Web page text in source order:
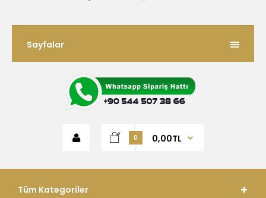
Sayfalar
0 0,00TL
Tüm Kategoriler